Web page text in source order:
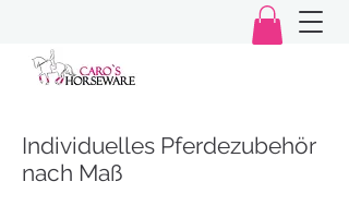
Individuelles Pferdezubehör
nach Maß